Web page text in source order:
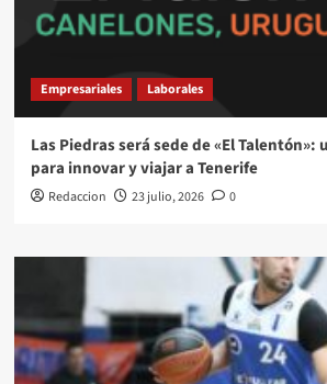
Empresariales Laborales
Las Piedras será sede de «El
para innovar y viajar a Tenerife
Redaccion 23 julio, 2026 0